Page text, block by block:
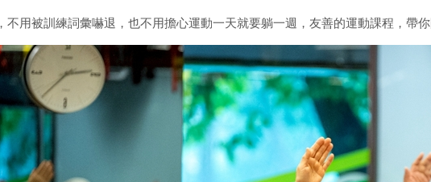
不用被訓練詞彙嚇退，也不用擔心運動一天就要躺一週，友善的運動課程，帶你